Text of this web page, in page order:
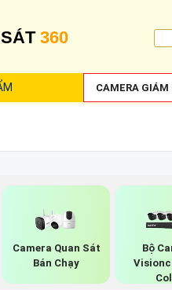
360
CAMERA GIÁM
Camera Quan Sát
Bán Chạy
Bộ